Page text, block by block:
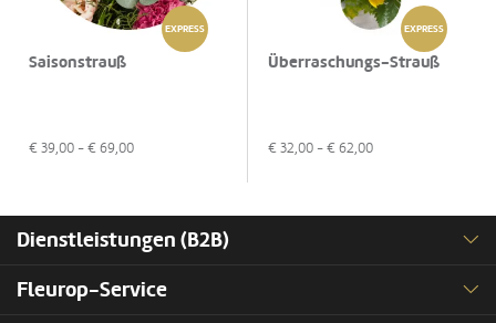
EXPRESS
Saisonstrauß
€ 39,00 - € 69,00
EXPRESS
Überraschungs-Strauß
€ 32,00 - € 62,00
Dienstleistungen (B2B)
Fleurop-Service